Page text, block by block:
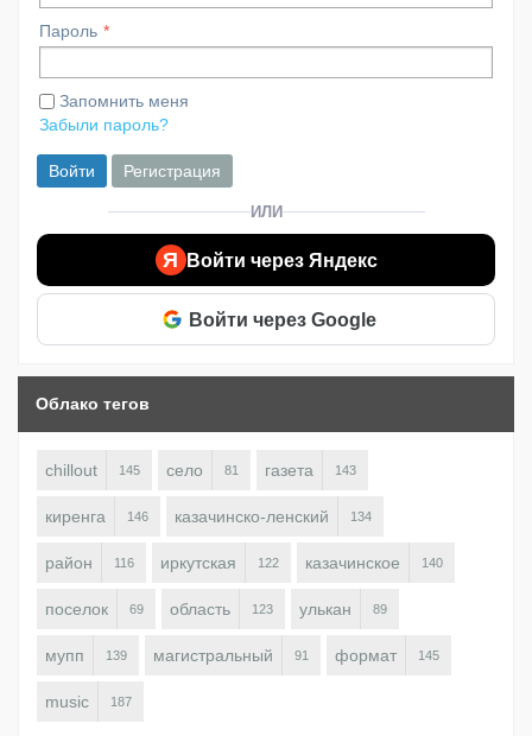
Пароль
Запомнить меня
Забыли пароль?
Войти Регистрация
ИЛИ
Я Войти через Яндекс
Войти через Google
Облако тегов
chillout 145 село 81 газета 143
киренга 146 казачинско-ленский 134
район 116 иркутская 122 казачинское 140
поселок 69 область 123 улькан 89
мупп 139 магистральный 91 формат 145
music 187